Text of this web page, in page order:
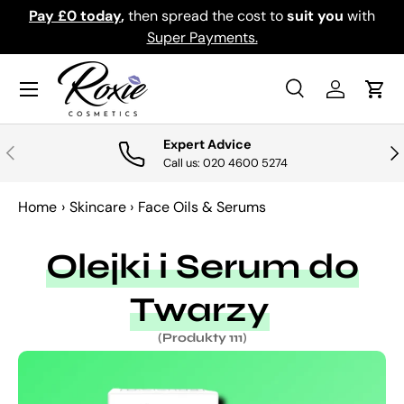
PRZEJDŹ DO TREŚCI
Download the app for exclusive offers & discounts.
Get it
Szukaj
SzukajZaloguj sie
Menu
POPRZEDNI Expert Advice
Call us: 020 4600 5274
Home › Skincare › Face Oils & Serums
Olejki i Serum do
Twarzy
(Produkty 111)